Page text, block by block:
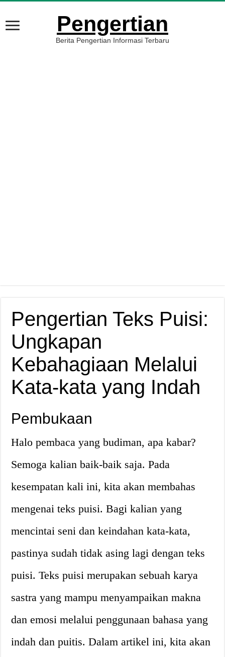
Pengertian
Berita Pengertian Informasi Terbaru
Pengertian Teks Puisi:
Ungkapan
Kebahagiaan Melalui
Kata-kata yang Indah
Pembukaan
Halo pembaca yang budiman, apa kabar?
Semoga kalian baik-baik saja. Pada
kesempatan kali ini, kita akan membahas
mengenai teks puisi. Bagi kalian yang
mencintai seni dan keindahan kata-kata,
pastinya sudah tidak asing lagi dengan teks
puisi. Teks puisi merupakan sebuah karya
sastra yang mampu menyampaikan makna
dan emosi melalui penggunaan bahasa yang
indah dan puitis. Dalam artikel ini, kita akan